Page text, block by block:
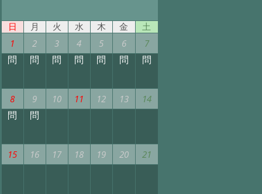
日 月 火 水 木 金 土
1 2 3 4 5 6 7
問 問 問 問 問 問 問
8 9 10 11 12 13 14
問 問
15 16 17 18 19 20 21